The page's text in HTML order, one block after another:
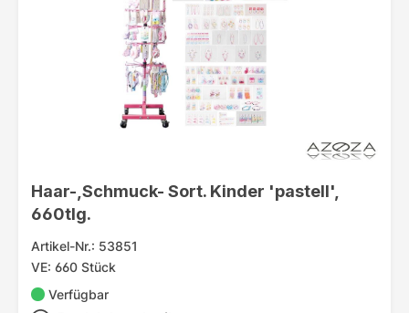
Haar-,Schmuck- Sort. Kinder 'pastell',
660tlg.
Artikel-Nr.: 53851
VE: 660 Stück
Verfügbar